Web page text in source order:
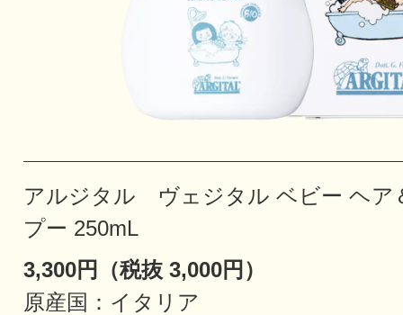
アルジタル ヴェジタル ベビー ヘア
プー 250mL
3,300円（税抜 3,000円）
原産国：イタリア